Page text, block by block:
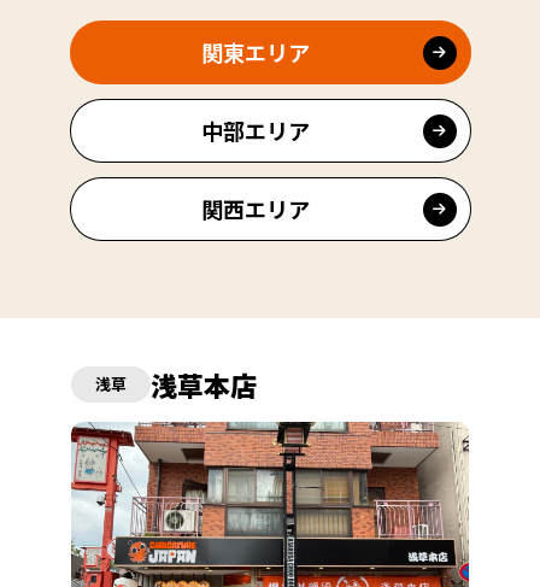
関東エリア
中部エリア
関西エリア
浅草 浅草本店